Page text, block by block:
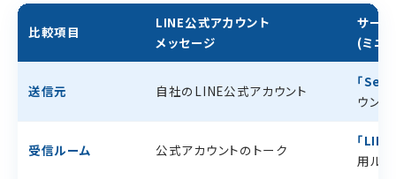
比較項目
LINE公式アカウント
メッセージ
サー
(ミニ
送信元 自社のLINE公式アカウント
「
ウント
受信ルーム 公式アカウントのトーク
「
用ル